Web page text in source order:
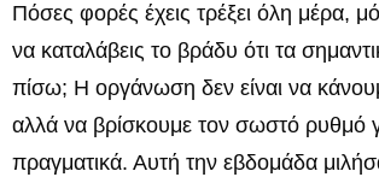
Πόσες φορές έχεις τρέξει όλη μέρα,
να καταλάβεις το βράδυ ότι τα
πίσω; Η οργάνωση δεν είναι να
αλλά να βρίσκουμε τον σωστό ρυθμό
πραγματικά. Αυτή την εβδομάδα